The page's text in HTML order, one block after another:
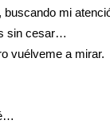
buscando mi
sin cesar…
vuélveme a mirar.